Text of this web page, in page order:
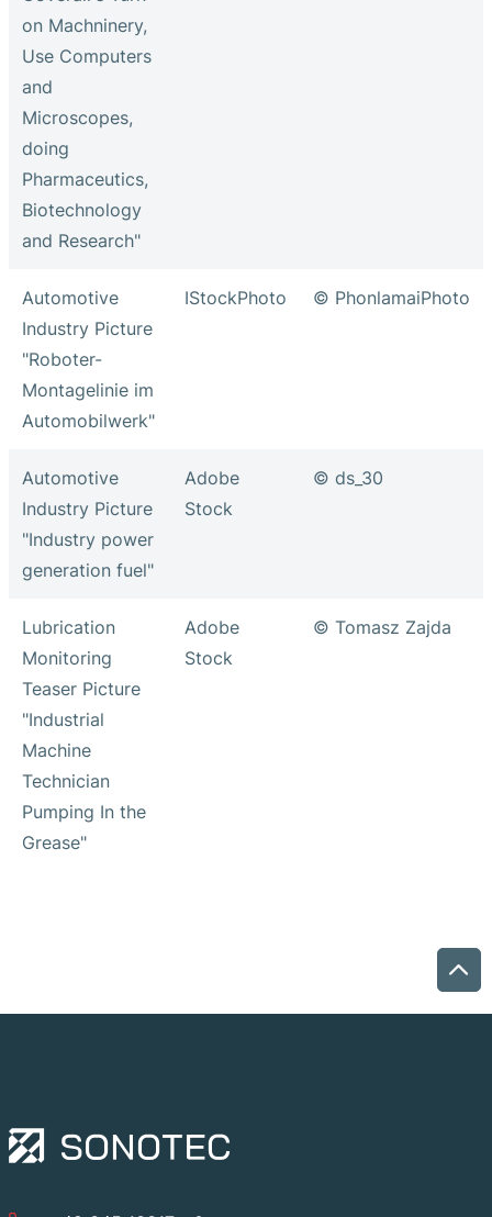
on Machninery,
Use Computers
and
Microscopes,
doing
Pharmaceutics,
Biotechnology
and Research"
Automotive
Industry Picture
"Roboter-
Montagelinie im
Automobilwerk"
IStockPhoto © PhonlamaiPhoto
Automotive
Industry Picture
"Industry power
generation fuel"
Adobe
Stock
© ds_30
Lubrication
Monitoring
Teaser Picture
"Industrial
Machine
Technician
Pumping In the
Grease"
Adobe
Stock
© Tomasz Zajda